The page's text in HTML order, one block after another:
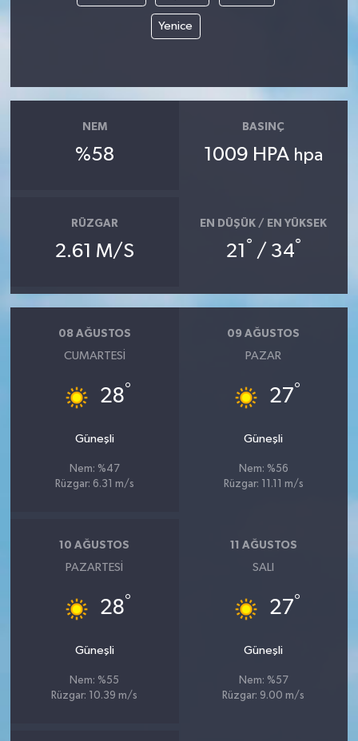
Yenice
NEM
%58
BASINÇ
1009 HPA hpa
RÜZGAR
2.61 M/S
EN DÜŞÜK / EN YÜKSEK
21 ° / 34°
08 AĞUSTOS
CUMARTESI
28°
Güneşli
Nem: %47
Rüzgar: 6.31 m/s
09 AĞUSTOS
PAZAR
27°
Güneşli
Nem: %56
Rüzgar: 11.11 m/s
10 AĞUSTOS
PAZARTESI
28°
Güneşli
Nem: %55
Rüzgar: 10.39 m/s
11 AĞUSTOS
SALI
27°
Güneşli
Nem: %57
Rüzgar: 9.00 m/s